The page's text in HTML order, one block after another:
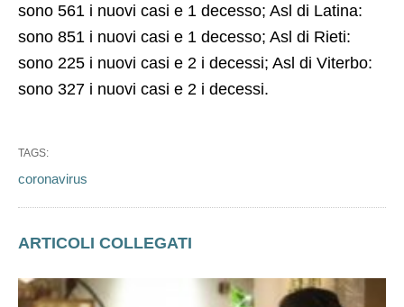
sono 561 i nuovi casi e 1 decesso; Asl di Latina:
sono 851 i nuovi casi e 1 decesso; Asl di Rieti:
sono 225 i nuovi casi e 2 i decessi; Asl di Viterbo:
sono 327 i nuovi casi e 2 i decessi.
TAGS:
coronavirus
ARTICOLI COLLEGATI